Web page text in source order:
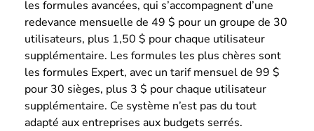
les formules avancées, qui s’accompagnent d’une
redevance mensuelle de 49 $ pour un groupe de 30
utilisateurs, plus 1,50 $ pour chaque utilisateur
supplémentaire. Les formules les plus chères sont
les formules Expert, avec un tarif mensuel de 99 $
pour 30 sièges, plus 3 $ pour chaque utilisateur
supplémentaire. Ce système n’est pas du tout
adapté aux entreprises aux budgets serrés.